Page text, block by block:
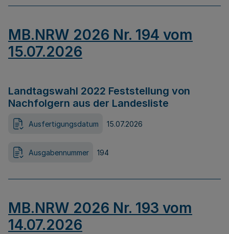
MB.NRW 2026 Nr. 194 vom
15.07.2026
Landtagswahl 2022 Feststellung von
Nachfolgern aus der Landesliste
Ausfertigungsdatum 15.07.2026
Ausgabennummer 194
MB.NRW 2026 Nr. 193 vom
14.07.2026